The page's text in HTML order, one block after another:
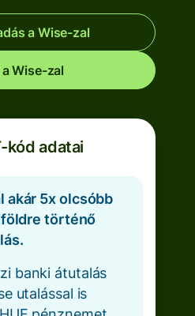
a Wise-zal
Wise-zal
kód adatai
akár 5x olcsóbb
történő
banki átutalás
utalással is